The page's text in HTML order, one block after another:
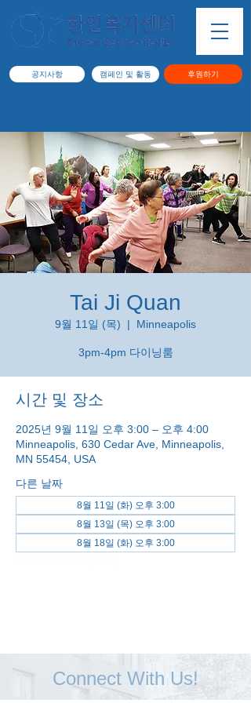
공지사항 캠페인 및 활동 후원하기
Tai Ji Quan
9월 11일 (목)
  |
Minneapolis
3pm-4pm 다이닝룸
시간 및 장소
2025년 9월 11일 오후 3:00 – 오후 4:00
Minneapolis, 630 Cedar Ave, Minneapolis,
MN 55454, USA
다른 날짜
8월 11일 (화) 오후 3:00
8월 13일 (목) 오후 3:00
8월 18일 (화) 오후 3:00
Connect With Us!